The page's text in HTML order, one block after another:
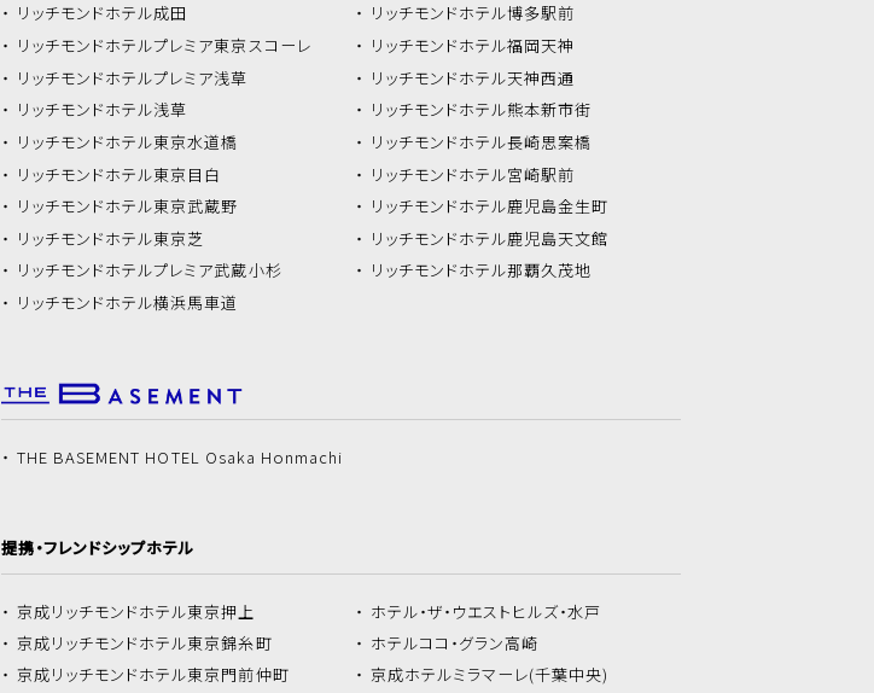
リッチモンドホテル成田
リッチモンドホテルプレミア東京スコーレ
リッチモンドホテルプレミア浅草
リッチモンドホテル浅草
リッチモンドホテル東京水道橋
リッチモンドホテル東京目白
リッチモンドホテル東京武蔵野
リッチモンドホテル東京芝
リッチモンドホテルプレミア武蔵小杉
リッチモンドホテル横浜馬車道
リッチモンドホテル博多駅前
リッチモンドホテル福岡天神
リッチモンドホテル天神西通
リッチモンドホテル熊本新市街
リッチモンドホテル長崎思案橋
リッチモンドホテル宮崎駅前
リッチモンドホテル鹿児島金生町
リッチモンドホテル鹿児島天文館
リッチモンドホテル那覇久茂地
THE BASEMENT HOTEL Osaka Honmachi
提携・フレンドシップホテル
京成リッチモンドホテル東京押上 ホテル・ザ・ ウエストヒルズ・水戸
京成リッチモンドホテル東京錦糸町 ホテルココ・グラン高崎
京成リッチモンドホテル東京門前仲町 京成ホテルミラマーレ(千葉中央)